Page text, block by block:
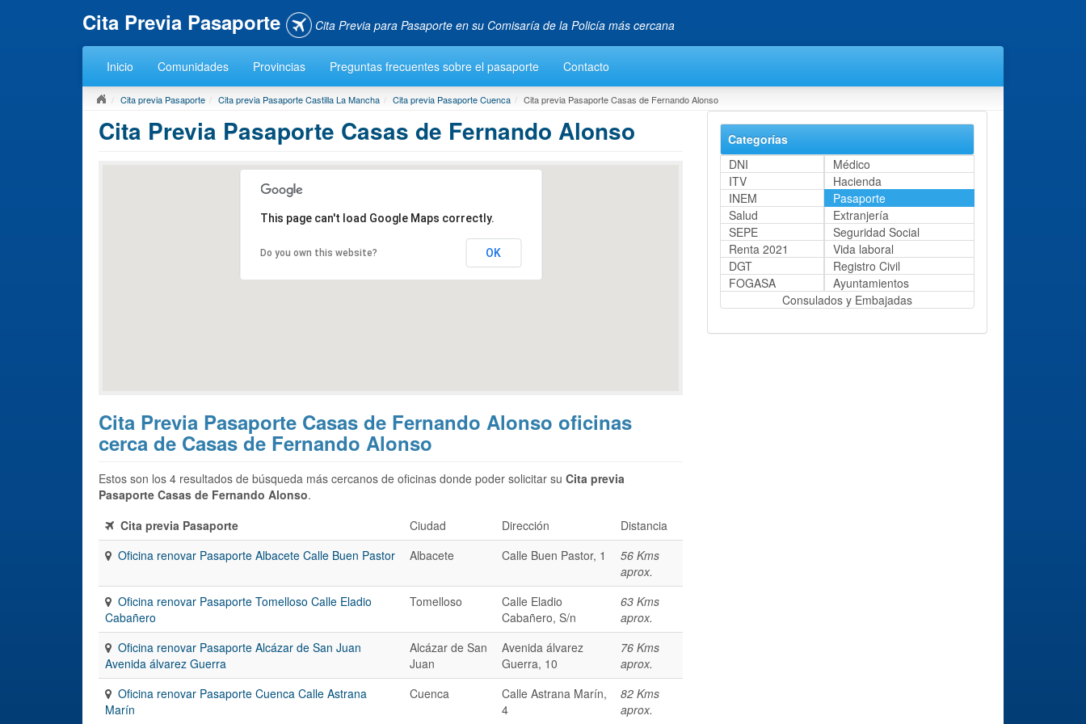
Cita Previa Pasaporte Cita Previa para Pasaporte en su Comisaría de la Policía más cercana
Inicio Comunidades Provincias Preguntas frecuentes sobre el pasaporte Contacto
Cita previa Pasaporte Cita previa Pasaporte Castilla La Mancha Cita previa Pasaporte Cuenca Cita previa Pasaporte Casas de Fernando Alonso
Cita Previa Pasaporte Casas de Fernando Alonso
This page can't load Google Maps correctly.
Do you own this website? OK
Cita Previa Pasaporte Casas de Fernando Alonso oficinas
cerca de Casas de Fernando Alonso
Estos son los 4 resultados de búsqueda más cercanos de oficinas donde poder solicitar su Cita previa
Pasaporte Casas de Fernando Alonso.
Cita previa Pasaporte
Ciudad Dirección
Distancia
Oficina renovar Pasaporte Albacete Calle Buen Pastor
Albacete Calle Buen Pastor, 1
56 Kms
aprox.
Oficina renovar Pasaporte Tomelloso Calle Eladio
Cabañero
Tomelloso
Calle Eladio
Cabañero, S/n
63 Kms
aprox.
Oficina renovar Pasaporte Alcázar de San Juan
Avenida álvarez Guerra
Alcázar de San
Juan
Avenida álvarez
Guerra, 10
76 Kms
aprox.
Oficina renovar Pasaporte Cuenca Calle Astrana
Marín
Cuenca
Calle Astrana Marín,
4
82 Kms
aprox.
Categorías
DNI
Médico
ITV
Hacienda
INEM
Pasaporte
Salud
Extranjería
SEPE
Seguridad Social
Renta 2021
Vida laboral
DGT
Registro Civil
FOGASA
Ayuntamientos
Consulados y Embajadas